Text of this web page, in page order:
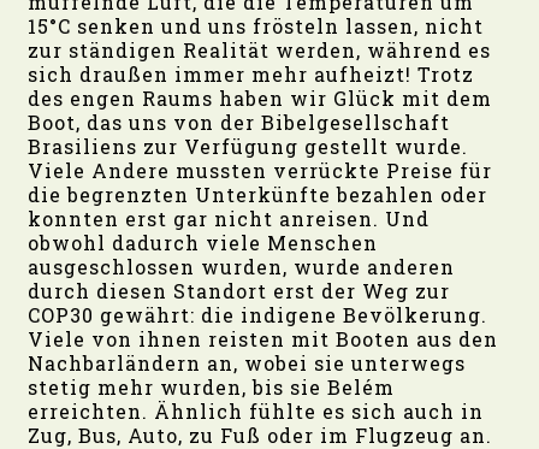
15°C senken und uns frösteln lassen, nicht
zur ständigen Realität werden, während es
sich draußen immer mehr aufheizt! Trotz
des engen Raums haben wir Glück mit dem
Boot, das uns von der Bibelgesellschaft
Brasiliens zur Verfügung gestellt wurde.
Viele Andere mussten verrückte Preise für
die begrenzten Unterkünfte bezahlen oder
konnten erst gar nicht anreisen. Und
obwohl dadurch viele Menschen
ausgeschlossen wurden, wurde anderen
durch diesen Standort erst der Weg zur
COP30 gewährt: die indigene Bevölkerung.
Viele von ihnen reisten mit Booten aus den
Nachbarländern an, wobei sie unterwegs
stetig mehr wurden, bis sie Belém
erreichten. Ähnlich fühlte es sich auch in
Zug, Bus, Auto, zu Fuß oder im Flugzeug an.